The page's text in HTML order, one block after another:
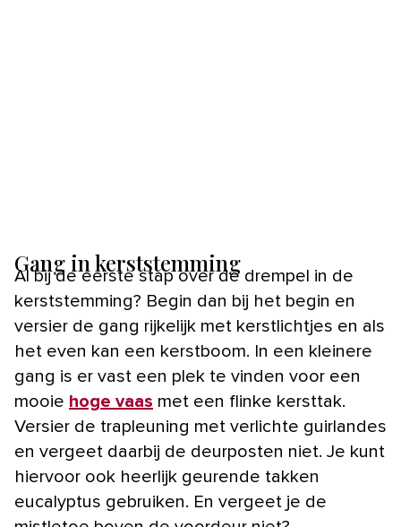
Gang in kerststemming
Al bij de eerste stap over de drempel in de
kerststemming? Begin dan bij het begin en
versier de gang rijkelijk met kerstlichtjes en als
het even kan een kerstboom. In een kleinere
gang is er vast een plek te vinden voor een
mooie hoge vaas met een flinke kersttak.
Versier de trapleuning met verlichte guirlandes
en vergeet daarbij de deurposten niet. Je kunt
hiervoor ook heerlijk geurende takken
eucalyptus gebruiken. En vergeet je de